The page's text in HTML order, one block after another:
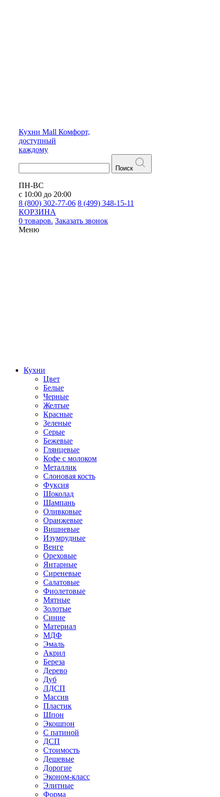
Кухни Mall Комфорт,
доступный
каждому
Поиск
ПН-ВС
с 10:00 до 20:00
8 (800) 302-77-06 8 (499) 348-15-11
КОРЗИНА
0 товаров. Заказать звонок
Меню
Кухни
Цвет
Белые
Черные
Желтые
Красные
Зеленые
Серые
Бежевые
Глянцевые
Кофе с молоком
Металлик
Слоновая кость
Фуксия
Шоколад
Шампань
Оливковые
Оранжевые
Вишневые
Изумрудные
Венге
Ореховые
Янтарные
Сиреневые
Салатовые
Фиолетовые
Мятные
Золотые
Синие
Материал
МДФ
Эмаль
Акрил
Береза
Дерево
Дуб
ЛДСП
Массив
Пластик
Шпон
Экошпон
С патиной
ДСП
Стоимость
Дешевые
Дорогие
Эконом-класс
Элитные
Форма